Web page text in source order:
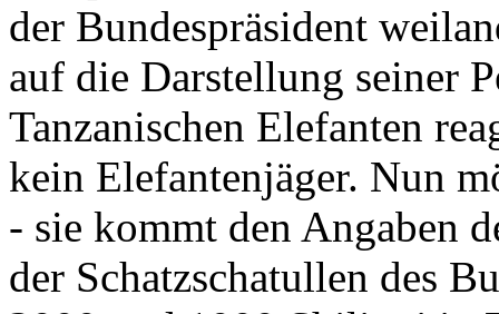
der Bundespräsident
auf die Darstellung seiner
Tanzanischen Elefanten
kein Elefantenjäger. Nun
- sie kommt den Angaben
der Schatzschatullen des